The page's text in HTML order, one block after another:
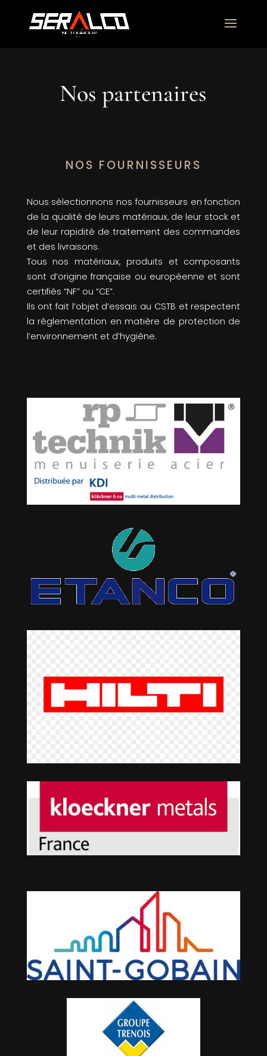
Nos partenaires
NOS FOURNISSEURS
Nous sélectionnons nos fournisseurs en fonction
de la qualité de leurs matériaux, de leur stock et
de leur rapidité de traitement des commandes
et des livraisons.
Tous nos matériaux, produits et composants
sont d’origine française ou européenne et sont
certifiés “NF” ou “CE”.
Ils ont fait l’objet d’essais au CSTB et respectent
la réglementation en matière de protection de
l’environnement et d’hygiène.